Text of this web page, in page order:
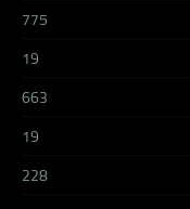
775
19
663
19
228